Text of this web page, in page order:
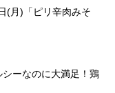
(月)「ピリ辛肉みそ
シーなのに大満足！鶏